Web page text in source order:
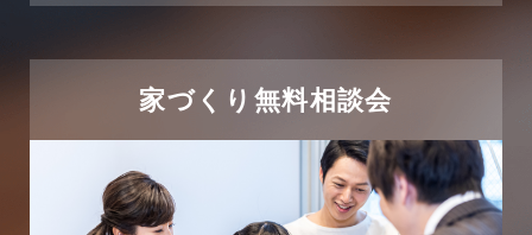
太陽光発電活用事例
市民リフォームサービス
2024年2月
2023年12月
2023年11月
家づくり無料相談会